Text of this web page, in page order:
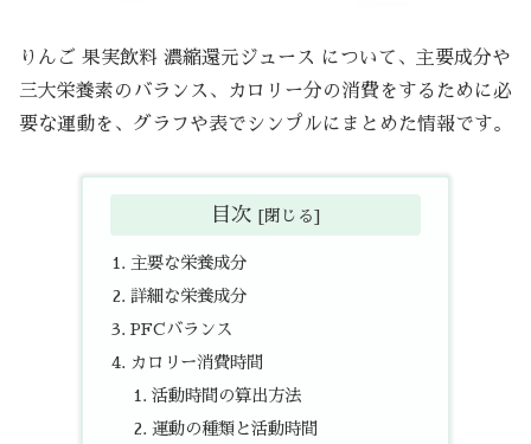
りんご 果実飲料 濃縮還元ジュース について、主要成分や
三大栄養素のバランス、カロリー分の消費をするために必
要な運動を、グラフや表でシンプルにまとめた情報です。
目次
主要な栄養成分
詳細な栄養成分
PFCバランス
カロリー消費時間
活動時間の算出方法
運動の種類と活動時間